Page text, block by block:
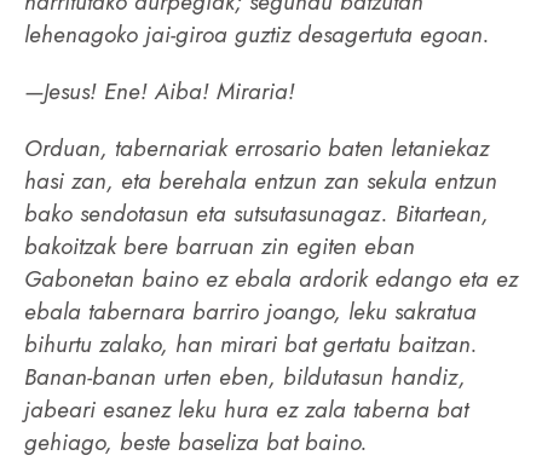
lehenagoko jai-giroa guztiz desagertuta egoan.
—Jesus! Ene! Aiba! Miraria!
Orduan, tabernariak errosario baten letaniekaz
hasi zan, eta berehala entzun zan sekula entzun
bako sendotasun eta sutsutasunagaz. Bitartean,
bakoitzak bere barruan zin egiten eban
Gabonetan baino ez ebala ardorik edango eta ez
ebala tabernara barriro joango, leku sakratua
bihurtu zalako, han mirari bat gertatu baitzan.
Banan-banan urten eben, bildutasun handiz,
jabeari esanez leku hura ez zala taberna bat
gehiago, beste baseliza bat baino.